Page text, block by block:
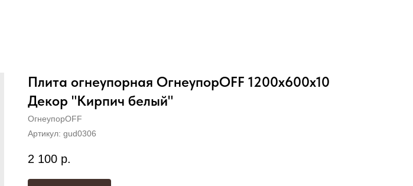
Плита огнеупорная ОгнеупорOFF 1200x600x10
Декор "Кирпич белый"
ОгнеупорOFF
Артикул: gud0306
2 100 р.